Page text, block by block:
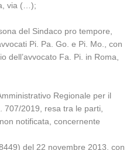
via (…);
del Sindaco pro tempore,
Pi. Pa. Go. e Pi. Mo., con
dell’avvocato Fa. Pi. in Roma,
Regionale per il
707/2019, resa tra le parti,
notificata, concernente
del 22 novembre 2013, con